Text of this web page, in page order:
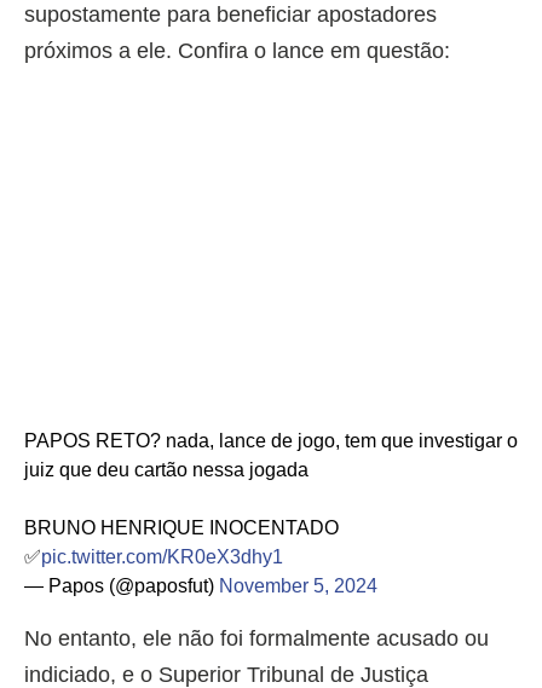
supostamente para beneficiar apostadores
próximos a ele. Confira o lance em questão:
PAPOS RETO? nada, lance de jogo, tem que investigar o
juiz que deu cartão nessa jogada
BRUNO HENRIQUE INOCENTADO
✅pic.twitter.com/KR0eX3dhy1
— Papos (@paposfut) November 5, 2024
No entanto, ele não foi formalmente acusado ou
indiciado, e o Superior Tribunal de Justiça